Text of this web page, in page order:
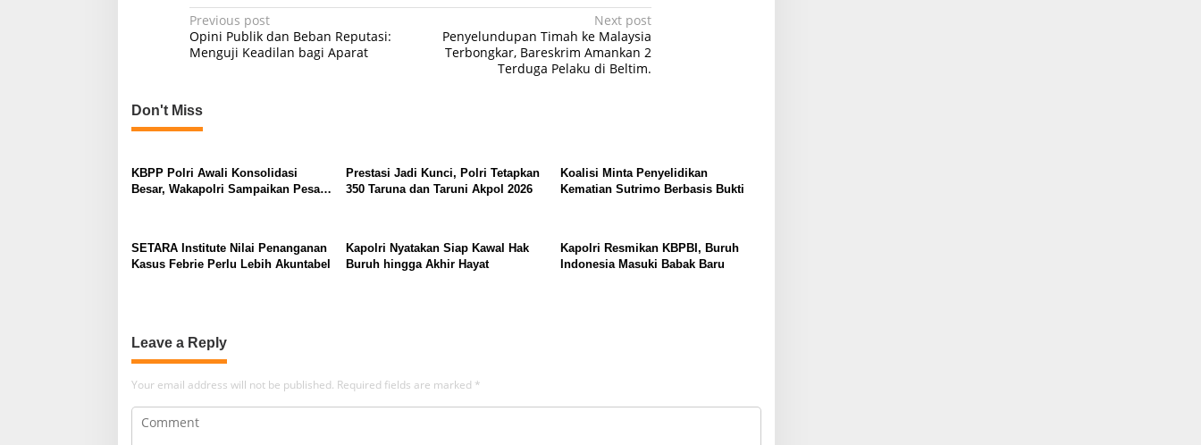
P
o
t
n
v
i
a
t
n
Previous post
Opini Publik dan Beban Reputasi:
Menguji Keadilan bagi Aparat
Next post
Penyelundupan Timah ke Malaysia
Terbongkar, Bareskrim Amankan 2
Terduga Pelaku di Beltim.
Don't Miss
KBPP Polri Awali Konsolidasi
Besar, Wakapolri Sampaikan Pesan
Prestasi Jadi Kunci, Polri Tetapkan
350 Taruna dan Taruni Akpol 2026
Koalisi Minta Penyelidikan
Kematian Sutrimo Berbasis Bukti
SETARA Institute Nilai Penanganan
Kasus Febrie Perlu Lebih Akuntabel
Kapolri Nyatakan Siap Kawal Hak
Buruh hingga Akhir Hayat
Kapolri Resmikan KBPBI, Buruh
Indonesia Masuki Babak Baru
Leave a Reply
Your email address will not be published. Required fields are marked *